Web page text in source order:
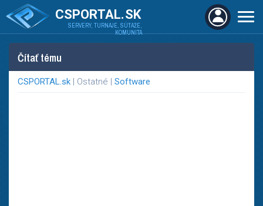
CSPORTAL.SK
SERVERY, TURNAJE, SÚŤAŽE,
KOMUNITA
Čítať tému
CSPORTAL.sk | Ostatné | Software